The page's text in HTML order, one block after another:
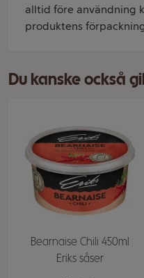
alltid före användning
produktens
Du kanske också
Bearnaise Chili 450ml
Eriks såser